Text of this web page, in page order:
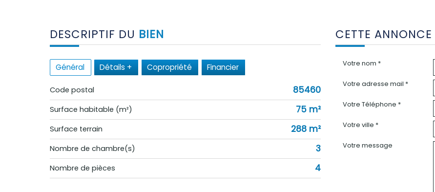
DESCRIPTIF DU BIEN
Général Détails + Copropriété Financier
Code postal 85460
Surface habitable (m²) 75 m²
surface terrain 288 m²
Nombre de chambre(s) 3
Nombre de pièces 4
CETTE ANNONCE
Votre nom *
Votre adresse mail *
Votre Téléphone *
Votre ville *
Votre message